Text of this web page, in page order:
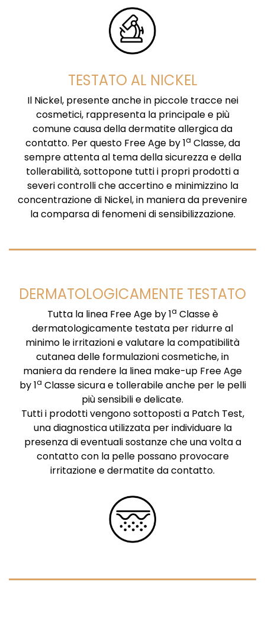
TESTATO AL NICKEL
Il Nickel, presente anche in piccole tracce nei
cosmetici, rappresenta la principale e più
comune causa della dermatite allergica da
contatto. Per questo Free Age by 1a Classe, da
sempre attenta al tema della sicurezza e della
tollerabilità, sottopone tutti i propri prodotti a
severi controlli che accertino e minimizzino la
concentrazione di Nickel, in maniera da prevenire
la comparsa di fenomeni di sensibilizzazione.
DERMATOLOGICAMENTE TESTATO
Tutta la linea Free Age by 1a Classe è
dermatologicamente testata per ridurre al
minimo le irritazioni e valutare la compatibilità
cutanea delle formulazioni cosmetiche, in
maniera da rendere la linea make-up Free Age
by 1a Classe sicura e tollerabile anche per le pelli
più sensibili e delicate.
Tutti i prodotti vengono sottoposti a Patch Test,
una diagnostica utilizzata per individuare la
presenza di eventuali sostanze che una volta a
contatto con la pelle possano provocare
irritazione e dermatite da contatto.